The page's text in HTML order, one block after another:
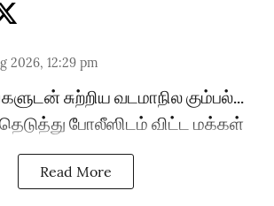
2026, 12:29 pm
சுற்றிய வடமாநில கும்பல்...
போலீஸிடம் விட்ட மக்கள்
Read More